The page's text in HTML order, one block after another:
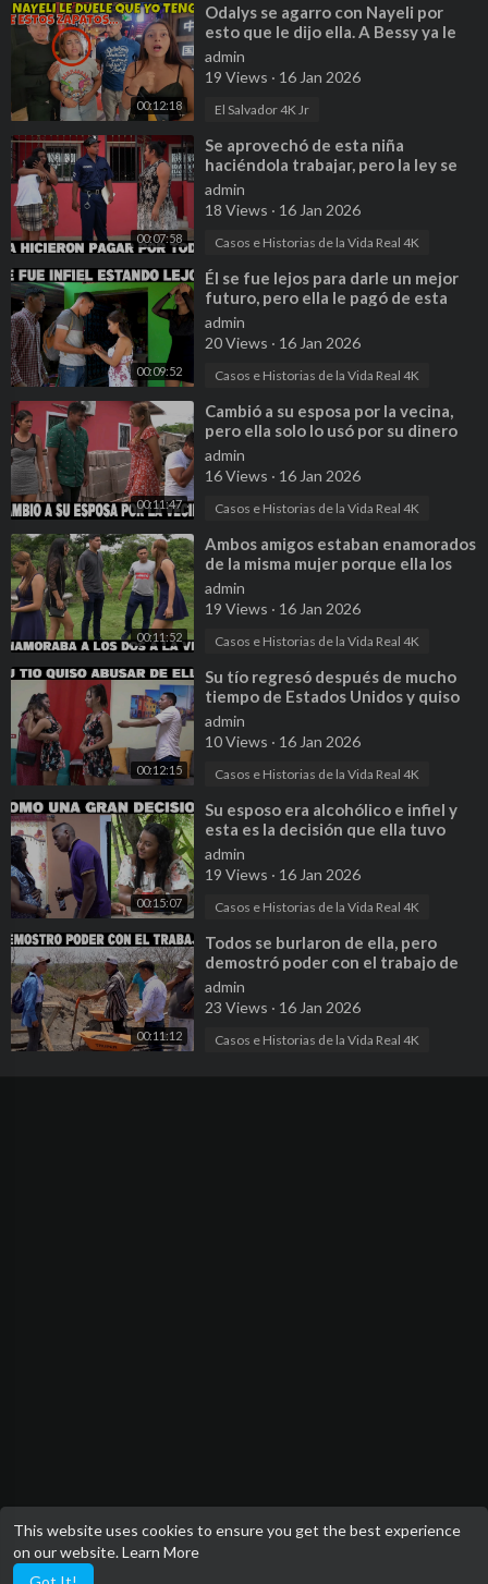
This website uses cookies to ensure you get the best experience
on our website.Learn More
00:12:18
⁣Odalys se agarro con Nayeli por
esto que le dijo ella. A Bessy ya le
salió un seguidor. Parte 8
admin
19 Views · 16 Jan 2026
El Salvador 4K Jr
00:07:58
⁣Se aprovechó de esta niña
haciéndola trabajar, pero la ley se
encargó de ella
admin
18 Views · 16 Jan 2026
Casos e Historias de la Vida Real 4K
00:09:52
⁣Él se fue lejos para darle un mejor
futuro, pero ella le pagó de esta
forma
admin
20 Views · 16 Jan 2026
Casos e Historias de la Vida Real 4K
00:11:47
⁣Cambió a su esposa por la vecina,
pero ella solo lo usó por su dinero
admin
16 Views · 16 Jan 2026
Casos e Historias de la Vida Real 4K
00:11:52
⁣Ambos amigos estaban enamorados
de la misma mujer porque ella los
había ilusionado de esta manera
admin
19 Views · 16 Jan 2026
Casos e Historias de la Vida Real 4K
00:12:15
⁣Su tío regresó después de mucho
tiempo de Estados Unidos y quiso
aprovecharse de ella
admin
10 Views · 16 Jan 2026
Casos e Historias de la Vida Real 4K
00:15:07
⁣Su esposo era alcohólico e infiel y
esta es la decisión que ella tuvo
que tomar
admin
19 Views · 16 Jan 2026
Casos e Historias de la Vida Real 4K
00:11:12
⁣Todos se burlaron de ella, pero
demostró poder con el trabajo de
un hombre
admin
23 Views · 16 Jan 2026
Casos e Historias de la Vida Real 4K